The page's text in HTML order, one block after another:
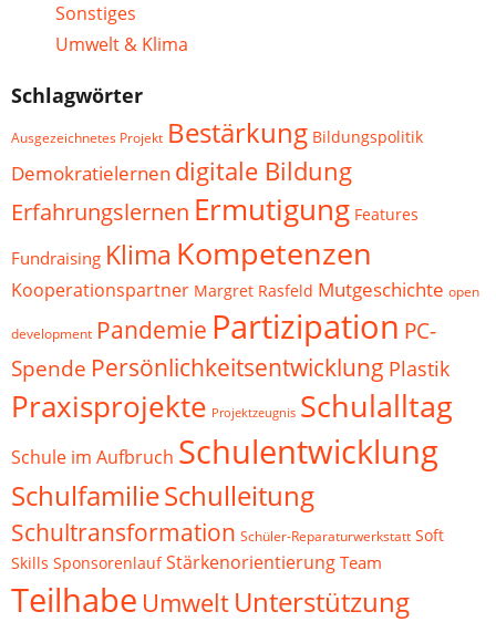
Sonstiges
Umwelt & Klima
Schlagwörter
Ausgezeichnetes Projekt Bestärkung Bildungspolitik
Demokratielernen digitale Bildung
Erfahrungslernen Ermutigung Features
Fundraising Klima Kompetenzen
Kooperationspartner Margret Rasfeld Mutgeschichte open
development Pandemie Partizipation PC-
Spende Persönlichkeitsentwicklung Plastik
Praxisprojekte Projektzeugnis Schulalltag
Schule im Aufbruch Schulentwicklung
SchulfamilieSchulleitung
Schultransformation Schüler-Reparaturwerkstatt Soft
Skills Sponsorenlauf Stärkenorientierung Team
Teilhabe Umwelt Unterstützung